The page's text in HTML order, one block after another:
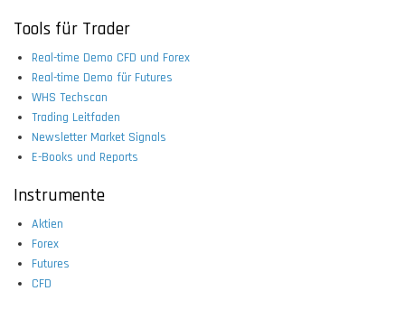
Tools für Trader
Real-time Demo CFD und Forex
Real-time Demo für Futures
WHS Techscan
Trading Leitfaden
Newsletter Market Signals
E-Books und Reports
Instrumente
Aktien
Forex
Futures
CFD